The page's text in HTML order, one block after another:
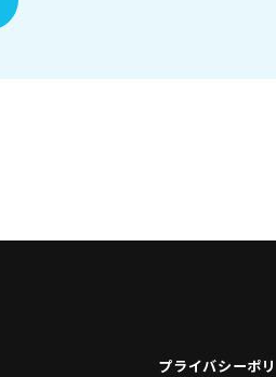
プライバシーポリ